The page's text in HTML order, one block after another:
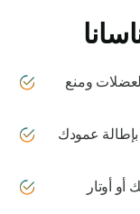
ومنع
بإطالة عمودك
أوتار